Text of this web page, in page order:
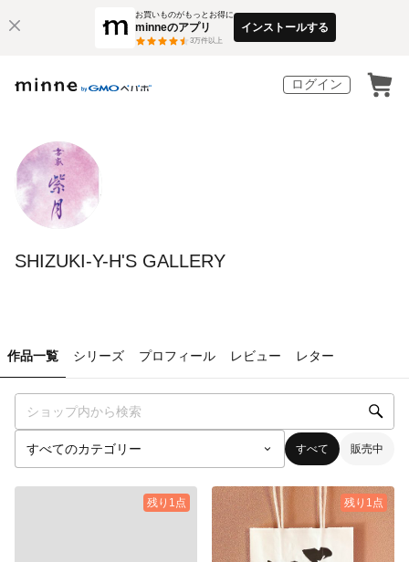
お買いものがもっとお得に
minneのアプリ
3万件以上
インストールする
ログイン
SHIZUKI-Y-H'S GALLERY
作品一覧 シリーズ プロフィール レビュー レター
すべて 販売中
残り1点 残り1点